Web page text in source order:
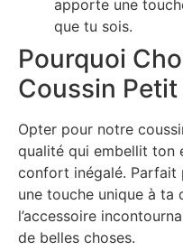
apporte une
que tu sois.
Pourquoi
Coussin Petit
Opter pour notre
qualité qui embellit ton
confort inégalé. Parfait
une touche unique à ta
l’accessoire
de belles choses.